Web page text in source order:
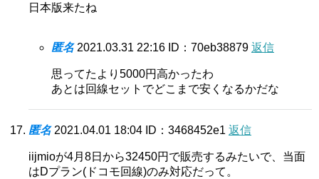
日本版来たね
匿名 2021.03.31 22:16 ID：70eb38879 返信
思ってたより5000円高かったわ
あとは回線セットでどこまで安くなるかだな
匿名 2021.04.01 18:04 ID：3468452e1 返信
iijmioが4月8日から32450円で販売するみたいで、当面
はDプラン(ドコモ回線)のみ対応だって。